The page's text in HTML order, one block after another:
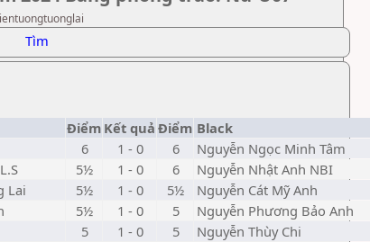
Tìm
Điểm Kết quả Điểm Black
6 1 - 0 6 Nguyễn Ngọc Minh Tâm
5½ 1 - 0 6 Nguyễn Nhật Anh NBI
Lai 5½ 1 - 0 5½ Nguyễn Cát Mỹ Anh
5½ 1 - 0 5 Nguyễn Phương Bảo Anh
5 1 - 0 5 Nguyễn Thùy Chi